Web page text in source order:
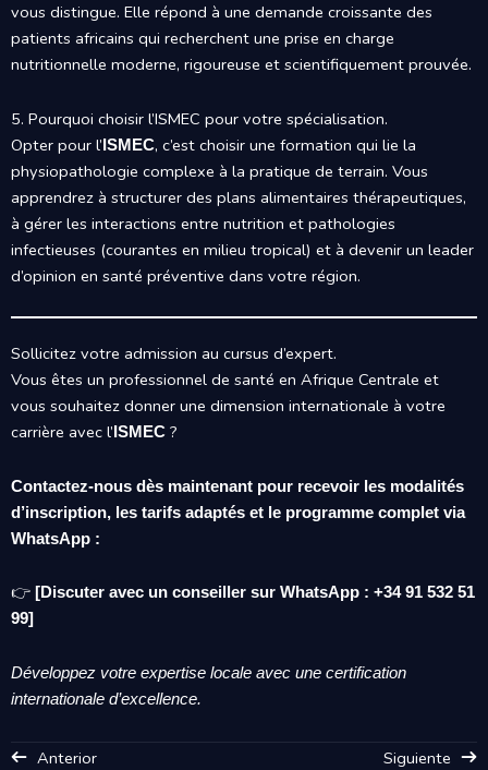
vous distingue. Elle répond à une demande croissante des
patients africains qui recherchent une prise en charge
nutritionnelle moderne, rigoureuse et scientifiquement prouvée.
5. Pourquoi choisir l’ISMEC pour votre spécialisation.
Opter pour l’ ISMEC, c’est choisir une formation qui lie la
physiopathologie complexe à la pratique de terrain. Vous
apprendrez à structurer des plans alimentaires thérapeutiques,
à gérer les interactions entre nutrition et pathologies
infectieuses (courantes en milieu tropical) et à devenir un leader
d’opinion en santé préventive dans votre région.
Sollicitez votre admission au cursus d’expert.
Vous êtes un professionnel de santé en Afrique Centrale et
vous souhaitez donner une dimension internationale à votre
carrière avec l’ ISMEC ?
Contactez-nous dès maintenant pour recevoir les modalités
d’inscription, les tarifs adaptés et le programme complet via
WhatsApp :
👉 [Discuter avec un conseiller sur WhatsApp : +34 91 532 51
99]
Développez votre expertise locale avec une certification
internationale d’excellence.
Anterior Siguiente